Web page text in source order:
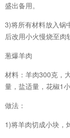
盛出备用。
3)将所有材料放入锅
后改用小火慢烧至肉
葱爆羊肉
材料：羊肉300克，
量，盐适量，花椒1
做法：
1)将羊肉切成小块，